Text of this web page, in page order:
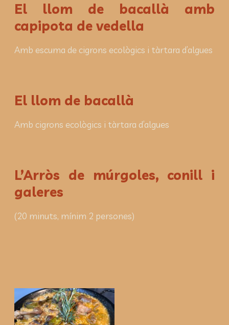
El llom de bacallà amb
capipota de vedella
Amb escuma de cigrons ecològics i tàrtara d’algues
El llom de bacallà
Amb cigrons ecològics i tàrtara d’algues
L’Arròs de múrgoles, conill i
galeres
(20 minuts, mínim 2 persones)